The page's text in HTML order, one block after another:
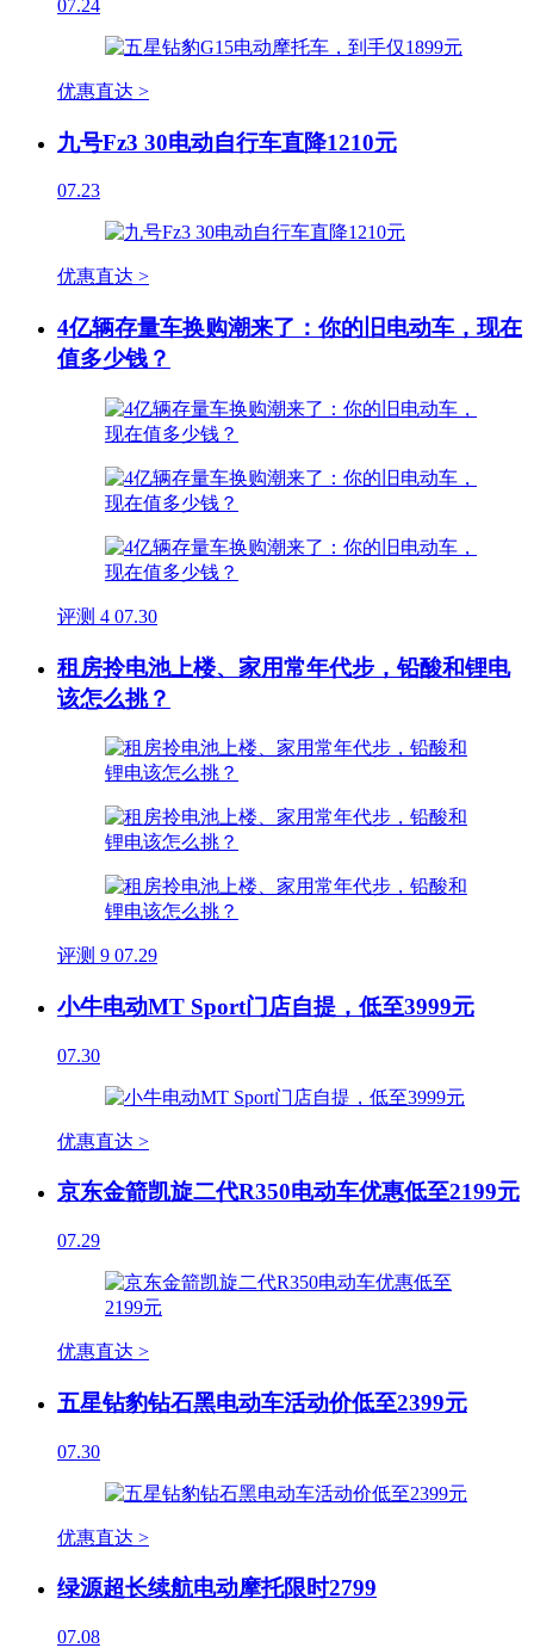
07.24
优惠直达 >
九号Fz3 30电动自行车直降1210元
07.23
优惠直达 >
4亿辆存量车换购潮来了：你的旧电动车，现在
值多少钱？
评测 4 07.30
租房拎电池上楼、家用常年代步，铅酸和锂电
该怎么挑？
评测 9 07.29
小牛电动MT Sport门店自提，低至3999元
07.30
优惠直达 >
京东金箭凯旋二代R350电动车优惠低至2199元
07.29
优惠直达 >
五星钻豹钻石黑电动车活动价低至2399元
07.30
优惠直达 >
绿源超长续航电动摩托限时2799
07.08